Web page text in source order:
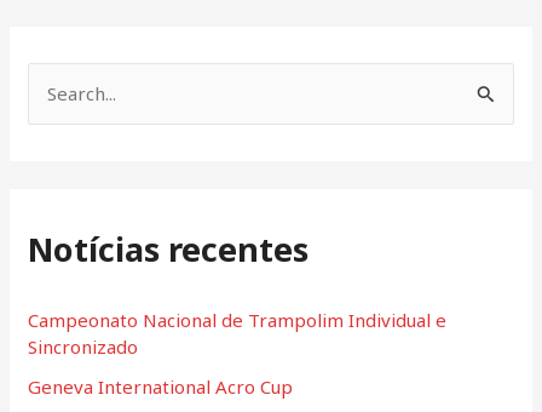
c
f
o
r
Notícias recentes
Campeonato Nacional de Trampolim Individual e
Sincronizado
Geneva International Acro Cup